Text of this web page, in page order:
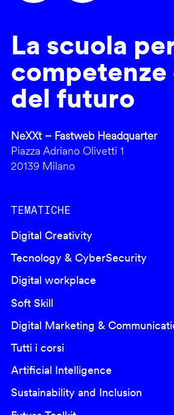
La scuola
del futuro
NeXXt – Fastweb Headquarter
Piazza Adriano Olivetti 1
20139 Milano
TEMATICHE
Digital Creativity
Tecnology & CyberSecurity
Digital workplace
Soft Skill
Digital Marketing &
Tutti i corsi
Artificial Intelligence
Sustainability and Inclusion